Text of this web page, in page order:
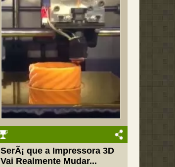
SerÃ¡ que a Impressora 3D
Vai Realmente Mudar...